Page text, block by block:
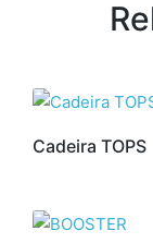
Cadeira TOPS